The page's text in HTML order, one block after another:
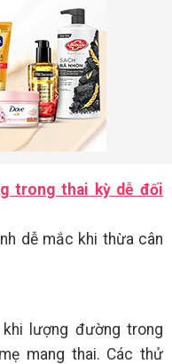
trong thai kỳ dễ đối
dễ mắc khi thừa cân
lượng đường trong
mang thai. Các thử